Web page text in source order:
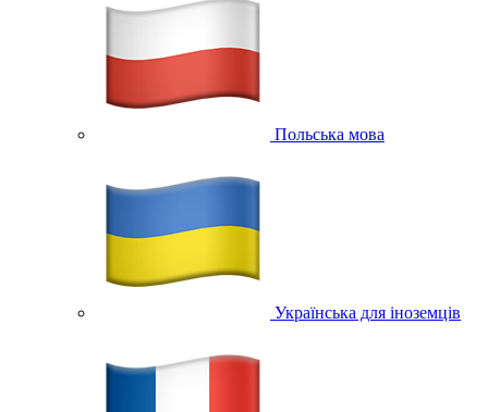
Польська мова
Українська для іноземців